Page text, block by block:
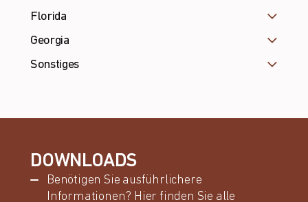
Florida
Georgia
Sonstiges
DOWNLOADS
Benötigen Sie ausführlichere
Informationen? Hier finden Sie alle